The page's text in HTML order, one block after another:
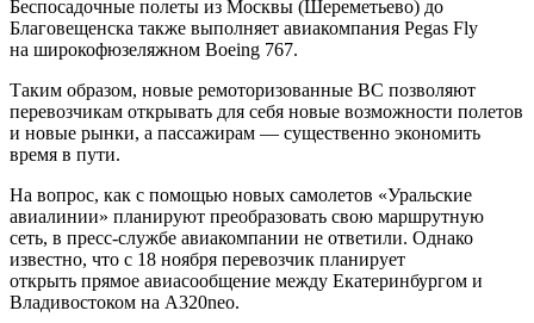
Беспосадочные полеты из Москвы (Шереметьево) до
Благовещенска также выполняет авиакомпания Pegas Fly
на широкофюзеляжном Boeing 767.
Таким образом, новые ремоторизованные ВС позволяют
перевозчикам открывать для себя новые возможности полетов
и новые рынки, а пассажирам — существенно экономить
время в пути.
На вопрос, как с помощью новых самолетов «Уральские
авиалинии» планируют преобразовать свою маршрутную
сеть, в пресс-службе авиакомпании не ответили. Однако
известно, что с 18 ноября перевозчик планирует
открыть прямое авиасообщение между Екатеринбургом и
Владивостоком на A320neo.